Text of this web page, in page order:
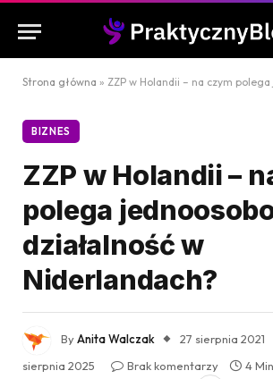
Strona główna » ZZP w Holandii – na czym polega
BIZNES
ZZP w Holandii –
polega
działalność w
Niderlandach?
ByAnita Walczak 27 sierpnia 2021
sierpnia 2025
Brak komentarzy
4